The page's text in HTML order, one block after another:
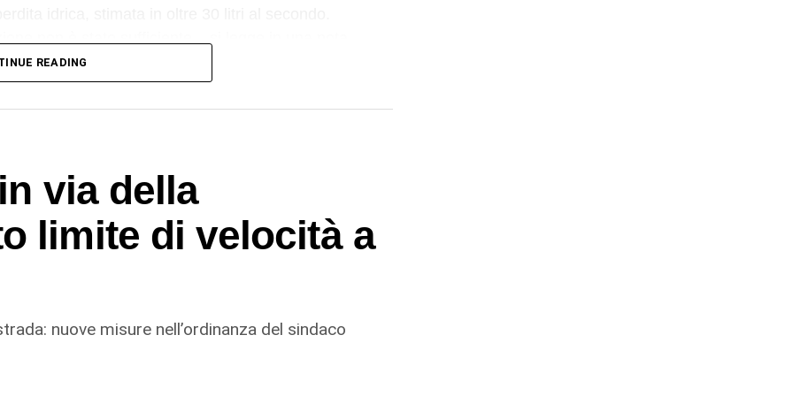
tecnici hanno quindi valutato che l’unica
integrale del tratto danneggiato: un intervento
un ripristino sicuro e duraturo
cedimenti a breve termine». Il tempo previsto
ore.
READING
via della
limite di velocità a
nuove misure nell’ordinanza del sindaco